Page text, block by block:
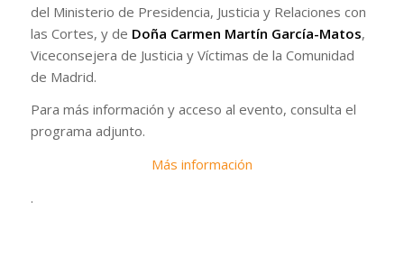
del Ministerio de Presidencia, Justicia y Relaciones con
las Cortes, y de Doña Carmen Martín García-Matos,
Viceconsejera de Justicia y Víctimas de la Comunidad
de Madrid.
Para más información y acceso al evento, consulta el
programa adjunto.
Más información
.